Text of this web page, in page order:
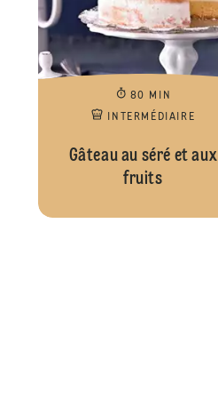
80 MIN
INTERMÉDIAIRE
Gâteau au séré et aux
fruits